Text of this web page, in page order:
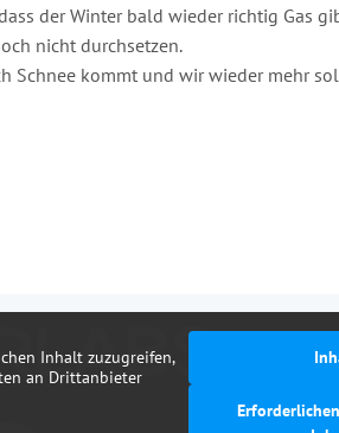
der Winter bald wieder richtig Gas
nicht durchsetzen.
kommt und wir wieder mehr
Inhalt zuzugreifen,
an Drittanbieter